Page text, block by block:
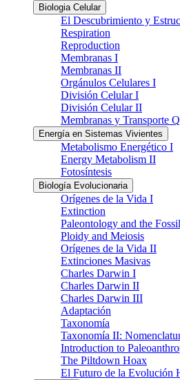
Biologia Celular
El Descubrimiento y
Respiration
Reproduction
Membranas I
Membranas II
Orgánulos Celulares I
División Celular I
División Celular II
Membranas y Transporte
Energía en Sistemas Vivientes
Metabolismo Energético I
Energy Metabolism II
Fotosíntesis
Biología Evolucionaria
Orígenes de la Vida I
Extinction
Paleontology and the
Ploidy and Meiosis
Orígenes de la Vida II
Extinciones Masivas
Charles Darwin I
Charles Darwin II
Charles Darwin III
Adaptación
Taxonomía
Taxonomía II:
Introduction to
The Piltdown Hoax
El Futuro de la Evolución